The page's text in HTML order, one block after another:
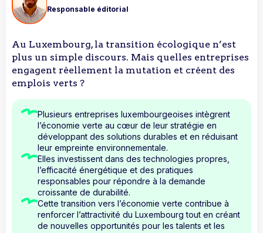
Responsable éditorial
Au Luxembourg, la transition écologique n’est
plus un simple discours. Mais quelles entreprises
engagent réellement la mutation et créent des
emplois verts ?
Plusieurs entreprises luxembourgeoises intègrent
l’économie verte au cœur de leur stratégie en
développant des solutions durables et en réduisant
leur empreinte environnementale.
Elles investissent dans des technologies propres,
l’efficacité énergétique et des pratiques
responsables pour répondre à la demande
croissante de durabilité.
Cette transition vers l’économie verte contribue à
renforcer l’attractivité du Luxembourg tout en créant
de nouvelles opportunités pour les talents et les